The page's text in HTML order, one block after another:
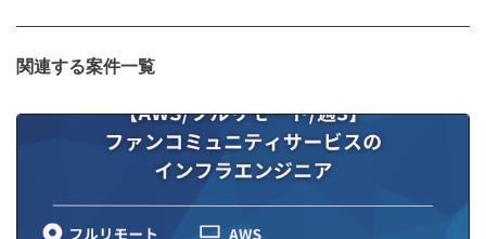
関連する案件一覧